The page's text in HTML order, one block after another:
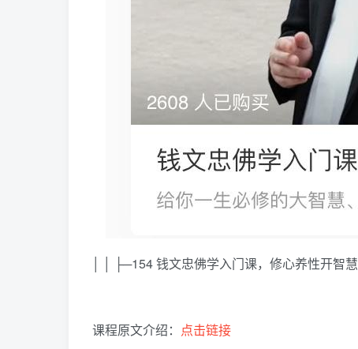
│ │ ├─154 钱文忠佛学入门课，修心养性开智慧
课程原文介绍： 点击链接